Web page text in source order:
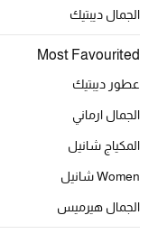
الموسم الجديد
الحقائب النسائية
دليل ملتزمات الحقائب
الجمال ديبتيك
Most Favourited
عطور ديبتيك
الجمال ارماني
المكياج شانيل
Women شانيل
الجمال هيرميس